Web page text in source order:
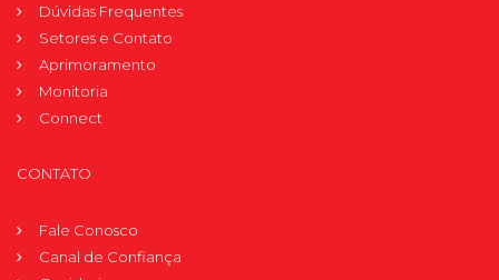
Dúvidas Frequentes
Setores e Contato
Aprimoramento
Monitoria
Connect
CONTATO
Fale Conosco
Canal de Confiança